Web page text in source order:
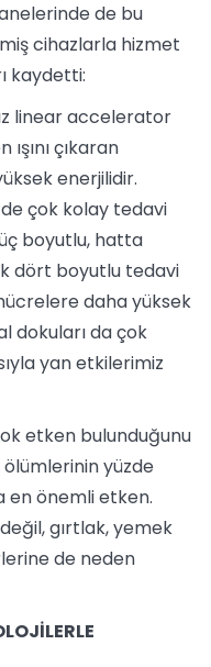
de bu
cihazlarla hizmet
kaydetti:
linear accelerator
çıkaran
enerjilidir.
çok kolay tedavi
boyutlu, hatta
dört boyutlu tedavi
daha yüksek
dokuları da çok
yan etkilerimiz
etken bulunduğunu
yüzde
en önemli etken.
gırtlak, yemek
de neden